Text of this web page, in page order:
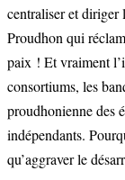
centraliser et diriger
Proudhon qui
paix ! Et vraiment
consortiums, les
proudhonienne des
indépendants.
qu’aggraver le